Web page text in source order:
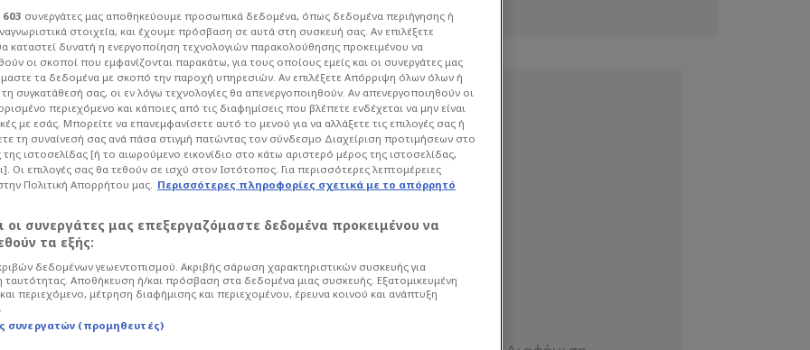
- Σώθηκε
(ΒΙΝΤΕΟ)
- 20:14 Ποδόσφαιρο Premier League
στη Σίτι και για Σαλάχ,
εισιτήρια
603 συνεργάτες μας αποθηκεύουμε προσωπικά δεδομένα, όπως δεδομένα περιήγησης ή
στοιχεία, και έχουμε πρόσβαση σε αυτά στη συσκευή σας. Αν επιλέξετε
καταστεί δυνατή η ενεργοποίηση τεχνολογιών παρακολούθησης προκειμένου να
οι σκοποί που εμφανίζονται παρακάτω, για τους οποίους εμείς και οι συνεργάτες μας
τα δεδομένα με σκοπό την παροχή υπηρεσιών. Αν επιλέξετε Απόρριψη όλων όλων ή
συγκατάθεσή σας, οι εν λόγω τεχνολογίες θα απενεργοποιηθούν. Αν απενεργοποιηθούν οι
περιεχόμενο και κάποιες από τις διαφημίσεις που βλέπετε ενδέχεται να μην είναι
με εσάς. Μπορείτε να επανεμφανίσετε αυτό το μενού για να αλλάξετε τις επιλογές σας ή
τη συναίνεσή σας ανά πάσα στιγμή πατώντας τον σύνδεσμο Διαχείριση προτιμήσεων στο
ιστοσελίδας [ή το αιωρούμενο εικονίδιο στο κάτω αριστερό μέρος της ιστοσελίδας,
Οι επιλογές σας θα τεθούν σε ισχύ στον Ιστότοπος. Για περισσότερες λεπτομέρειες
Πολιτική Απορρήτου μας. Περισσότερες πληροφορίες σχετικά με το απόρρητό
οι συνεργάτες μας επεξεργαζόμαστε δεδομένα προκειμένου να
τα εξής:
δεδομένων γεωεντοπισμού. Ακριβής σάρωση χαρακτηριστικών συσκευής για
ταυτότητας. Αποθήκευση ή/και πρόσβαση στα δεδομένα μιας συσκευής. Εξατομικευμένη
περιεχόμενο, μέτρηση διαφήμισης και περιεχομένου, έρευνα κοινού και ανάπτυξη
συνεργατών (προμηθευτές)